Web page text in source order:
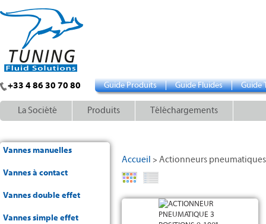
+33 4 86 30 70 80 Guide Produits Guide Fluides Guide
La Société Produits Téléchargements
Vannes manuelles
Vannes à contact
Vannes double effet
Vannes simple effet
Accueil > Actionneurs pneumatiques
double effet 3